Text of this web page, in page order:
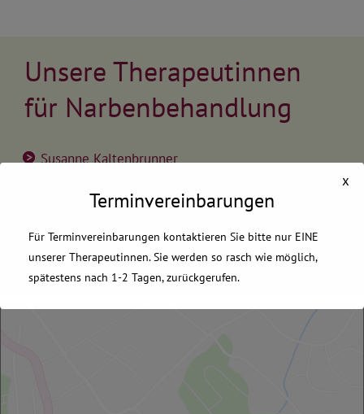
Unsere Therapeutinnen
für Narbenbehandlung
Susanne Kaltenbrunner
Lea Mörk-Mörkenstein
Katrin Müllner
Eva Schmidt
Terminvereinbarungen
Für Terminvereinbarungen kontaktieren Sie bitte nur EINE
unserer Therapeutinnen. Sie werden so rasch wie möglich,
spätestens nach 1-2 Tagen, zurückgerufen.
x